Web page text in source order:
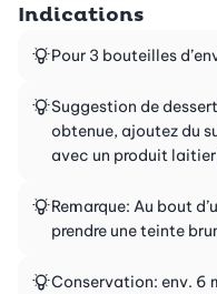
Indications
Pour 3 bouteilles
Suggestion de
obtenue, ajoutez du
avec un produit
Remarque: Au bout
prendre une teinte
Conservation: env. 6